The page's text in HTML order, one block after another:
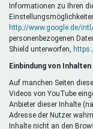
Informationen zu Ihren
http://www.google.de/
personenbezogenen
Shield unterworfen,
Einbindung von
Auf manchen Seiten
Videos von YouTube
Anbieter dieser Inhalte
Adresse der Nutzer
Inhalte nicht an den